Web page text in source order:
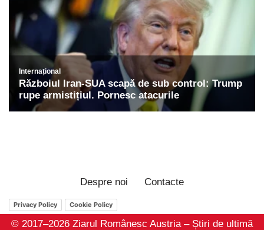
Despre noi Contacte
Privacy Policy Cookie Policy
© 2017–2026 Ziarul Românesc Austria – Știri de ultimă